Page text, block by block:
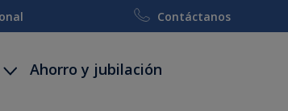
Contáctanos
Ahorro y jubilación